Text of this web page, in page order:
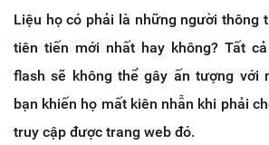
Liệu họ có phải là những người thông
tiên tiến mới nhất hay không? Tất
flash sẽ không thể gây ấn tượng với
bạn khiến họ mất kiên nhẫn khi phải
truy cập được trang web đó.